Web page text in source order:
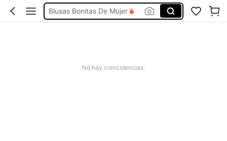
Blusas Bonitas De Mujer
No hay coincidencias.